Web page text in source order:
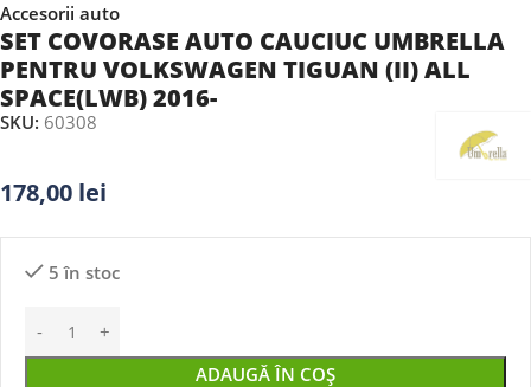
Accesorii auto
SET COVORASE AUTO CAUCIUC UMBRELLA
PENTRU VOLKSWAGEN TIGUAN (II) ALL
SPACE(LWB) 2016-
SKU: 60308
178,00 lei
5 în stoc
ADAUGĂ ÎN COȘ